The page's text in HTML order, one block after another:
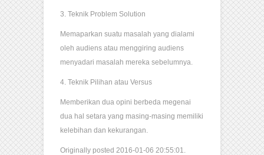
3. Teknik Problem Solution
Memaparkan suatu masalah yang dialami
oleh audiens atau menggiring audiens
menyadari masalah mereka sebelumnya.
4. Teknik Pilihan atau Versus
Memberikan dua opini berbeda megenai
dua hal setara yang masing-masing memiliki
kelebihan dan kekurangan.
Originally posted 2016-01-06 20:55:01.